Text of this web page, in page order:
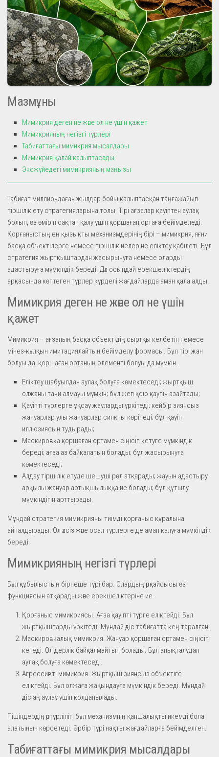
Мазмұны
Мимикрия деген не және ол не үшін қажет
Мимикрияның негізгі түрлері
Табиғаттағы мимикрия мысалдары
Мимикрия қалай қалыптасады
Экожүйедегі мимикрияның маңызы
Табиғат миллиондаған жылдар бойы қалыптасқан таңғажайып
тіршілік ету стратегияларына толы. Тірі ағзалар қауіптен аулақ
болып, өз өмірін сақтап қалу үшін қоршаған ортаға бейімделеді.
Қорғаныстың ең қызықты механизмдерінің бірі – мимикрия, яғни
басқа объектілерге немесе тіршілік иелеріне еліктеу қабілеті. Бұл
стратегия жыртқыштардан жасырынуға немесе оларды
адастыруға мүмкіндік береді. Дәл осындай ерекшеліктердің
арқасында көптеген түрлер күрделі жағдайларда аман қала алды.
Мимикрия деген не және ол не үшін
қажет
Мимикрия – ағзаның басқа объектідің сыртқы келбетін немесе
мінез-құлқын имитациялайтын бейімделу формасы. Бұл тірі жан
болуы да, қоршаған ортаның элементі болуы да мүмкін.
Еліктеу шабуылдан аулақ болуға көмектеседі; жыртқыш
олжаны тани алмауы мүмкін; бұл жеп қою қаупін азайтады;
Қауіпті түрлерге ұқсау жауларды үркітеді; кейбір зиянсыз
жануарлар улы жануарлар сияқты көрінеді; бұл қауіп
иллюзиясын тудырады;
Маскировка қоршаған ортамен сіңісіп кетуге мүмкіндік
береді; ағза аз байқалатын болады; бұл жасырынуға
көмектеседі;
Алдау тіршілік етуде шешуші рөл атқарады; жауын адастыру
арқылы жануар артықшылыққа ие болады; бұл құтылу
мүмкіндігін арттырады.
Мұндай стратегия мимикрияны тиімді қорғаныс құралына
айналдырады. Ол әлсіз және осал түрлерге де аман қалуға мүмкіндік
береді.
Мимикрияның негізгі түрлері
Бұл құбылыстың бірнеше түрі бар. Олардың әрқайсысы өз
функциясын атқарады және ерекшеліктеріне ие.
Қорғаныс мимикриясы. Ағза қауіпті түрге еліктейді. Бұл
жыртқыштарды үркітеді. Мұндай әдіс табиғатта кең таралған.
Маскировкалық мимикрия. Жануар қоршаған ортамен сіңісіп
кетеді. Ол дерлік байқалмайтын болады. Бұл анықталудан
аулақ болуға көмектеседі.
Агрессивті мимикрия. Жыртқыш зиянсыз объектіге
еліктейді. Бұл олжаға жақындауға мүмкіндік береді. Мұндай
әдіс аң аулау үшін қолданылады.
Пішіндердің әртүрлілігі бұл механизмнің қаншалықты икемді бола
алатынын көрсетеді. Әрбір түрі нақты жағдайларға бейімделген.
Табиғаттағы мимикрия мысалдары